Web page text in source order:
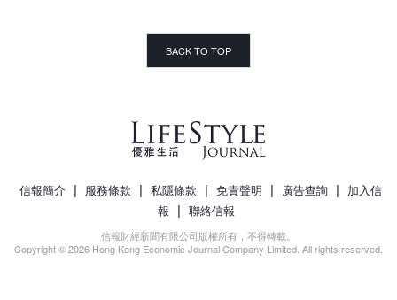
BACK TO TOP
信報簡介 | 服務條款 | 私隱條款 | 免責聲明 | 廣告查詢 | 加入信
報 | 聯絡信報
信報財經新聞有限公司版權所有，不得轉載。
Copyright © 2026 Hong Kong Economic Journal Company Limited. All rights reserved.